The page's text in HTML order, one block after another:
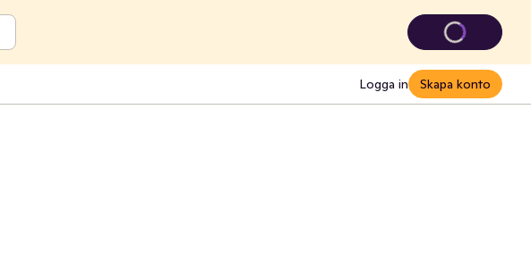
Logga in Skapa konto